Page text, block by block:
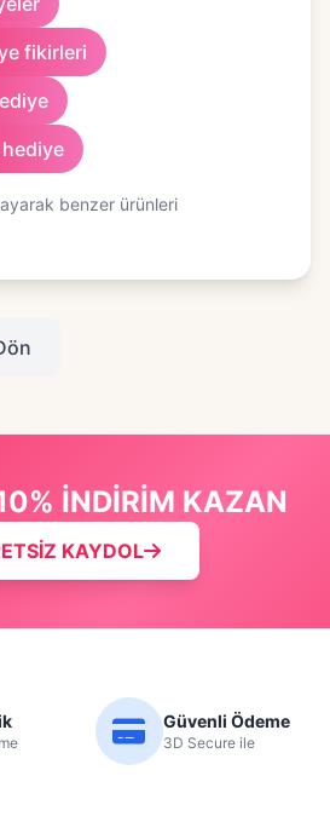
fikirleri
hediye
benzer ürünleri
İNDİRİM KAZAN
KAYDOL
Güvenli Ödeme
3D Secure ile